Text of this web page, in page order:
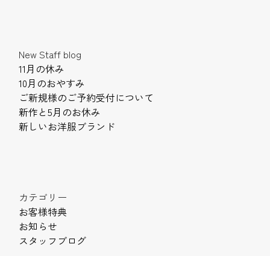
New Staff blog
11月の休み
10月のおやすみ
ご新規様のご予約受付について
新作と5月のお休み
新しいお洋服ブランド
カテゴリー
お客様特典
お知らせ
スタッフブログ